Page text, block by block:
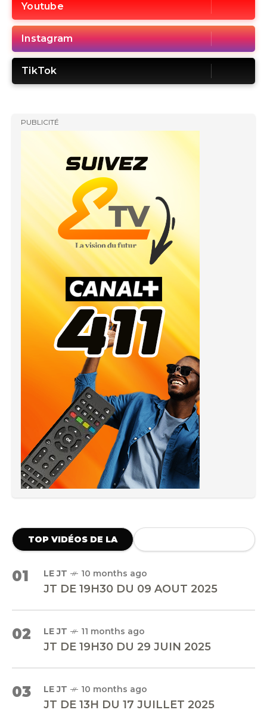
Youtube
Instagram
TikTok
PUBLICITÉ
TOP VIDÉOS DE LA
01 LE JT 10 months ago
JT DE 19H30 DU 09 AOUT 2025
02 LE JT 11 months ago
JT DE 19H30 DU 29 JUIN 2025
03 LE JT 10 months ago
JT DE 13H DU 17 JUILLET 2025